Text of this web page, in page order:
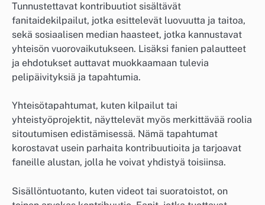
Tunnustettavat kontribuutiot sisältävät
fanitaidekilpailut, jotka esittelevät luovuutta ja taitoa,
sekä sosiaalisen median haasteet, jotka kannustavat
yhteisön vuorovaikutukseen. Lisäksi fanien palautteet
ja ehdotukset auttavat muokkaamaan tulevia
pelipäivityksiä ja tapahtumia.
Yhteisötapahtumat, kuten kilpailut tai
yhteistyöprojektit, näyttelevät myös merkittävää roolia
sitoutumisen edistämisessä. Nämä tapahtumat
korostavat usein parhaita kontribuutioita ja tarjoavat
faneille alustan, jolla he voivat yhdistyä toisiinsa.
Sisällöntuotanto, kuten videot tai suoratoistot, on